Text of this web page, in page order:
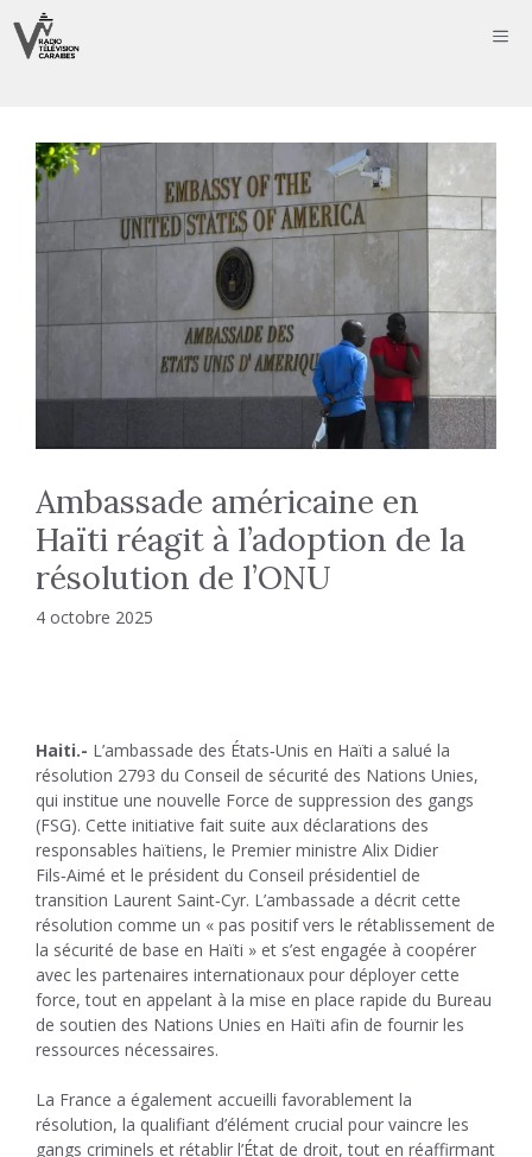
au
contenu
Ambassade américaine en
Haïti réagit à l’adoption de la
résolution de l’ONU
4 octobre 2025
Haiti.- L’ambassade des États‑Unis en Haïti a salué la
résolution 2793 du Conseil de sécurité des Nations Unies,
qui institue une nouvelle Force de suppression des gangs
(FSG). Cette initiative fait suite aux déclarations des
responsables haïtiens, le Premier ministre Alix Didier
Fils‑Aimé et le président du Conseil présidentiel de
transition Laurent Saint‑Cyr. L’ambassade a décrit cette
résolution comme un « pas positif vers le rétablissement de
la sécurité de base en Haïti » et s’est engagée à coopérer
avec les partenaires internationaux pour déployer cette
force, tout en appelant à la mise en place rapide du Bureau
de soutien des Nations Unies en Haïti afin de fournir les
ressources nécessaires.
La France a également accueilli favorablement la
résolution, la qualifiant d’élément crucial pour vaincre les
gangs criminels et rétablir l’État de droit, tout en réaffirmant